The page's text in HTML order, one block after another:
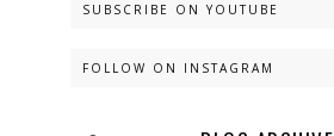
SUBSCRIBE ON YOUTUBE
FOLLOW ON INSTAGRAM